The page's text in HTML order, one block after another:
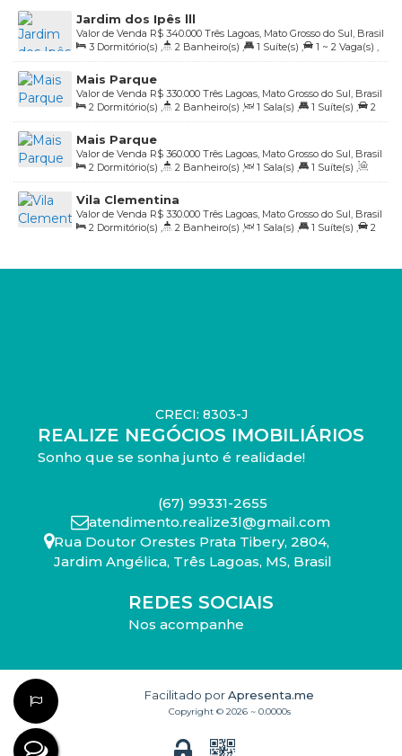
Jardim dos Ipês lll
R$ 340.000
Valor de Venda
Três Lagoas, Mato Grosso do Sul, Brasil
3 Dormitório(s) , 2 Banheiro(s) , 1 Suíte(s) , 1 ~ 2 Vaga(s) ,
Útil: 85.71m²
Mais Parque
R$ 330.000
Valor de Venda
Três Lagoas, Mato Grosso do Sul, Brasil
2 Dormitório(s) , 2 Banheiro(s) , 1 Sala(s) , 1 Suíte(s) ,
2
Vaga(s) , Útil: 89.67m²
Mais Parque
R$ 360.000
Valor de Venda
Três Lagoas, Mato Grosso do Sul, Brasil
2 Dormitório(s) , 2 Banheiro(s) , 1 Sala(s) , 1 Suíte(s) ,
Total: 180.00m² , 2 Vaga(s) , Útil: 83.90m²
Vila Clementina
R$ 330.000
Valor de Venda
Três Lagoas, Mato Grosso do Sul, Brasil
2 Dormitório(s) , 2 Banheiro(s) , 1 Sala(s) , 1 Suíte(s) ,
2
CRECI: 8303-J
REALIZE NEGÓCIOS IMOBILIÁRIOS
Sonho que se sonha junto é realidade!
(67) 99331-2655
atendimento.realize3l@gmail.com
Rua Doutor Orestes Prata Tibery, 2804,
Jardim Angélica, Três Lagoas, MS, Brasil
REDES SOCIAIS
Nos acompanhe
Facilitado porApresenta.me
Copyright © 2026 ~ 0.0000s